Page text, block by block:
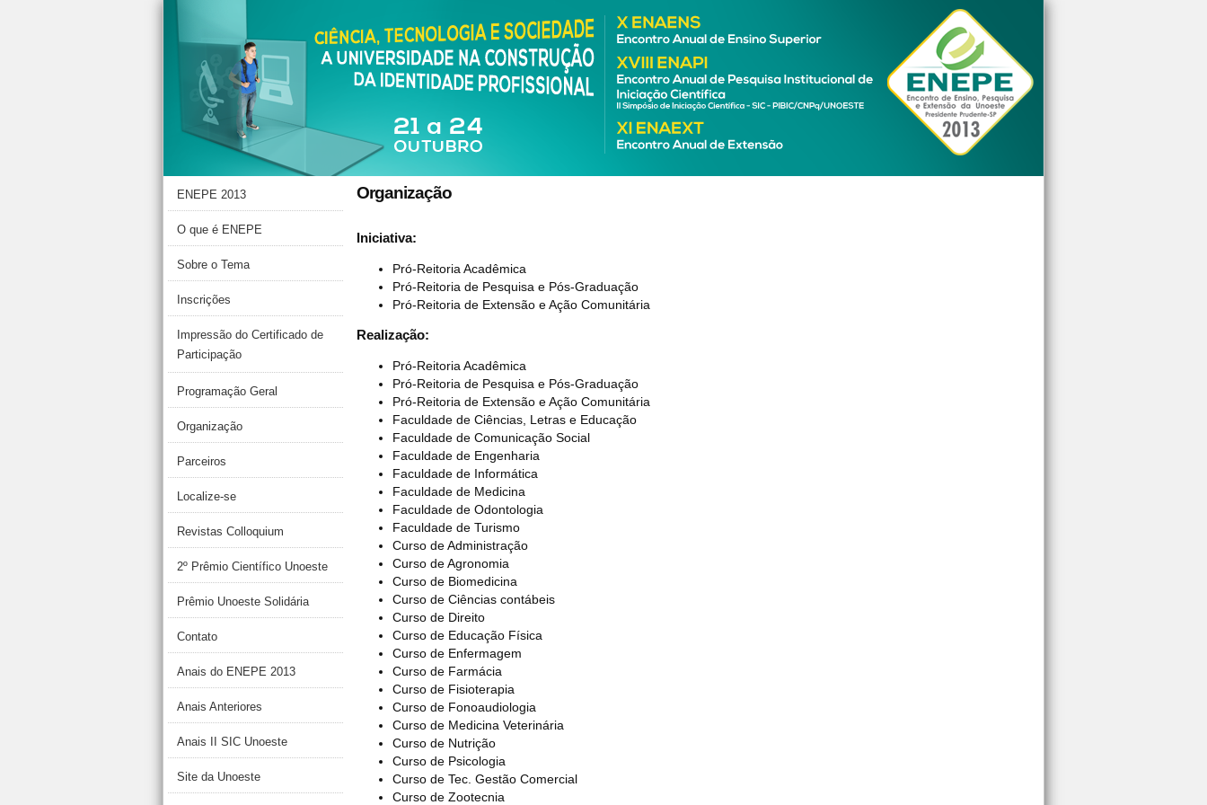
ENEPE 2013
O que é ENEPE
Sobre o Tema
Inscrições
Impressão do Certificado de
Participação
Programação Geral
Organização
Parceiros
Localize-se
Revistas Colloquium
2º Prêmio Científico Unoeste
Prêmio Unoeste Solidária
Contato
Anais do ENEPE 2013
Anais Anteriores
Anais II SIC Unoeste
Site da Unoeste
Organização
Iniciativa:
Pró-Reitoria Acadêmica
Pró-Reitoria de Pesquisa e Pós-Graduação
Pró-Reitoria de Extensão e Ação Comunitária
Realização:
Pró-Reitoria Acadêmica
Pró-Reitoria de Pesquisa e Pós-Graduação
Pró-Reitoria de Extensão e Ação Comunitária
Faculdade de Ciências, Letras e Educação
Faculdade de Comunicação Social
Faculdade de Engenharia
Faculdade de Informática
Faculdade de Medicina
Faculdade de Odontologia
Faculdade de Turismo
Curso de Administração
Curso de Agronomia
Curso de Biomedicina
Curso de Ciências contábeis
Curso de Direito
Curso de Educação Física
Curso de Enfermagem
Curso de Farmácia
Curso de Fisioterapia
Curso de Fonoaudiologia
Curso de Medicina Veterinária
Curso de Nutrição
Curso de Psicologia
Curso de Tec. Gestão Comercial
Curso de Zootecnia